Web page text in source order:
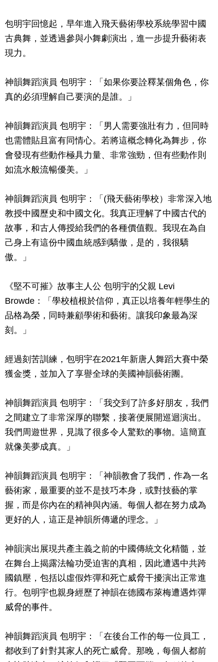
包明宇回憶起，早年進入飛天藝術學校系統學習中國
古典舞，並透過參與小舞劇演出，進一步提升藝術表
現力。
神韻舞蹈演員 包明宇：「如果你要詮釋某個角色，你
真的必須理解自己要演的是誰。」
神韻舞蹈演員 包明宇：「男人需要強壯有力，但同時
也需體貼且富有同情心。若將這概念轉化為舞步，你
會發現有些動作極具力量、非常強勁，但有些動作則
如流水般流暢優美。」
神韻舞蹈演員 包明宇：「(飛天藝術學校）非常深入地
教授中國歷史和中國文化。我真正理解了中國古代的
故事，和古人傳授給我們的各種價值觀。我現在為自
己身上有這份中國血統感到驕傲，是的，我很驕
傲。」
《堅不可摧》故事主人公 包明宇的父親 Levi
Browde：「學校植根於信仰，真正以培養年輕學生的
品格為榮，同時兼顧學術和藝術。讓我印象最為深
刻。」
經過刻苦訓練，包明宇在2021年新唐人舞蹈大賽中榮
獲金獎，並加入了享譽全球的美國神韻藝術團。
神韻舞蹈演員 包明宇：「我交到了許多好朋友，我們
之間建立了非常深厚的聯繫，接著便展開巡迴演出。
我們周遊世界，見識了很多令人驚歎的事物。這簡直
就像美夢成真。」
神韻舞蹈演員 包明宇：「神韻教會了我們，作為一名
藝術家，最重要的並不是技巧本身，或對技藝的掌
握，而是你內在的精神與內涵。每個人都在努力成為
更好的人，這正是神韻所傳遞的理念。」
神韻演出展現共產主義之前的中國傳統文化精髓，並
在舞台上揭露法輪功受迫害的真相，因此遭遇中共跨
國鎮壓，包括以虛假炸彈和死亡威脅干擾演出正常進
行。包明宇也親身經歷了神韻在德國布萊梅遭遇炸彈
威脅的事件。
神韻舞蹈演員 包明宇：「在後台工作的每一位員工，
都收到了針對其家人的死亡威脅。那晚，每個人都前